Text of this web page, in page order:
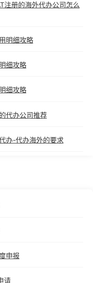
注册的海外代办公司怎么
明细攻略
细攻略
细攻略
代办公司推荐
办-代办海外的要求
申报
请